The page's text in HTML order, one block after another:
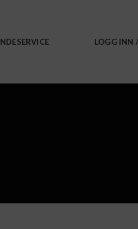
LOGG INN